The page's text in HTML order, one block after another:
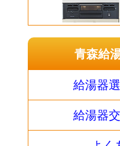
青森給
給湯器
給湯器